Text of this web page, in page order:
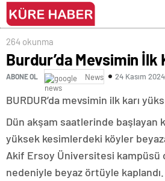
264 okunma
Burdur’da Mevsimin İlk
ABONE OL News 24 Kasım
BURDUR’da mevsimin ilk karı
Dün akşam saatlerinde başlayan
yüksek kesimlerdeki köyler
Akif Ersoy Üniversitesi kampüsü
nedeniyle beyaz örtüyle kaplandı.